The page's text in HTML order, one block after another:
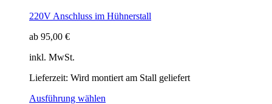
220V Anschluss im Hühnerstall
ab 95,00 €
inkl. MwSt.
Lieferzeit: Wird montiert am Stall geliefert
Ausführung wählen